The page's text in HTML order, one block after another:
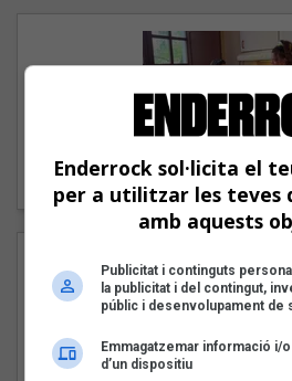
"Lo bueno y lo
Carmen y
Enderrock sol·licita el
per a utilitzar les teves
amb aquests
Publicitat i continguts
la publicitat i del contingut,
públic i desenvolupament de
Emmagatzemar informació i/
d’un dispositiu